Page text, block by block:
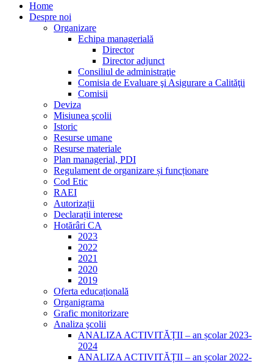
Home
Despre noi
Organizare
Echipa managerială
Director
Director adjunct
Consiliul de administraţie
Comisia de Evaluare şi Asigurare a Calităţii
Comisii
Deviza
Misiunea şcolii
Istoric
Resurse umane
Resurse materiale
Plan managerial, PDI
Regulament de organizare și funcționare
Cod Etic
RAEI
Autorizații
Declarații interese
Hotărâri CA
2023
2022
2021
2020
2019
Oferta educațională
Organigrama
Grafic monitorizare
Analiza şcolii
ANALIZA ACTIVITĂȚII – an școlar 2023-
2024
ANALIZA ACTIVITĂȚII – an școlar 2022-